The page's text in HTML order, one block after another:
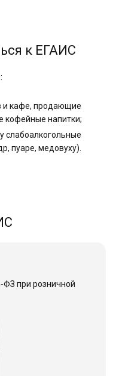
к ЕГАИС
и кафе, продающие
кофейные напитки;
слабоалкогольные
пуаре, медовуху).
при розничной